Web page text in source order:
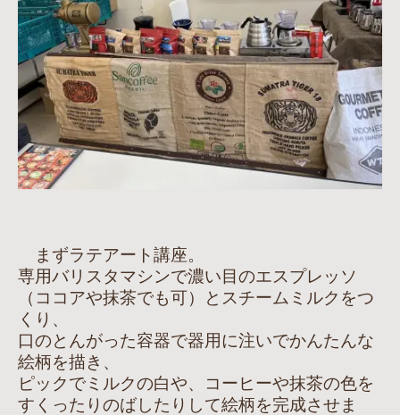
まずラテアート講座。
専用バリスタマシンで濃い目のエスプレッソ
（ココアや抹茶でも可）とスチームミルクをつ
くり、
口のとんがった容器で器用に注いでかんたんな
絵柄を描き、
ピックでミルクの白や、コーヒーや抹茶の色を
すくったりのばしたりして絵柄を完成させま